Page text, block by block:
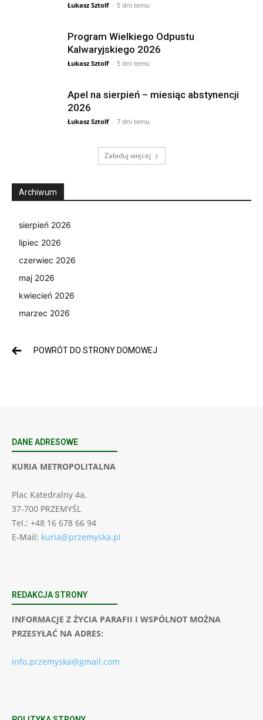
Łukasz Sztolf - 5 dni temu
Program Wielkiego Odpustu
Kalwaryjskiego 2026
Łukasz Sztolf - 5 dni temu
Apel na sierpień – miesiąc abstynencji
2026
Łukasz Sztolf - 7 dni temu
Załaduj więcej
Archiwum
sierpień 2026
lipiec 2026
czerwiec 2026
maj 2026
kwiecień 2026
marzec 2026
POWRÓT DO STRONY DOMOWEJ
DANE ADRESOWE
KURIA METROPOLITALNA
Plac Katedralny 4a,
37-700 PRZEMYŚL
Tel.: +48 16 678 66 94
E-Mail: kuria@przemyska.pl
REDAKCJA STRONY
INFORMACJE Z ŻYCIA PARAFII I WSPÓLNOT MOŻNA
PRZESYŁAĆ NA ADRES:
info.przemyska@gmail.com